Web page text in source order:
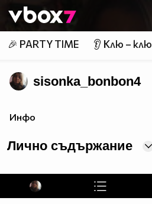
👾
🎉 PARTY TIME 👂 Клю – клю
sisonka_bonbon4
Инфо
Лично съдържание